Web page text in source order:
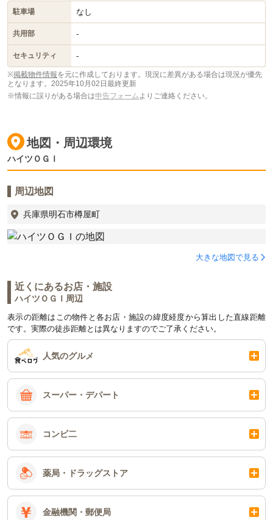
駐車場 なし
共用部 -
セキュリティ -
※掲載物件情報を元に作成しております。現況に差異がある場合は現況が優先
となります。 2025年10月02日最終更新
※情報に誤りがある場合は申告フォーム よりご連絡ください。
地図・周辺環境
ハイツＯＧＩ
周辺地図
兵庫県明石市樽屋町
大きな地図で見る
近くにあるお店・施設
ハイツＯＧＩ周辺
表示の距離はこの物件と各お店・施設の緯度経度から算出した直線距離
です。実際の徒歩距離とは異なりますのでご了承ください。
人気のグルメ
スーパー・デパート
コンビ二
薬局・ドラッグストア
金融機関・郵便局